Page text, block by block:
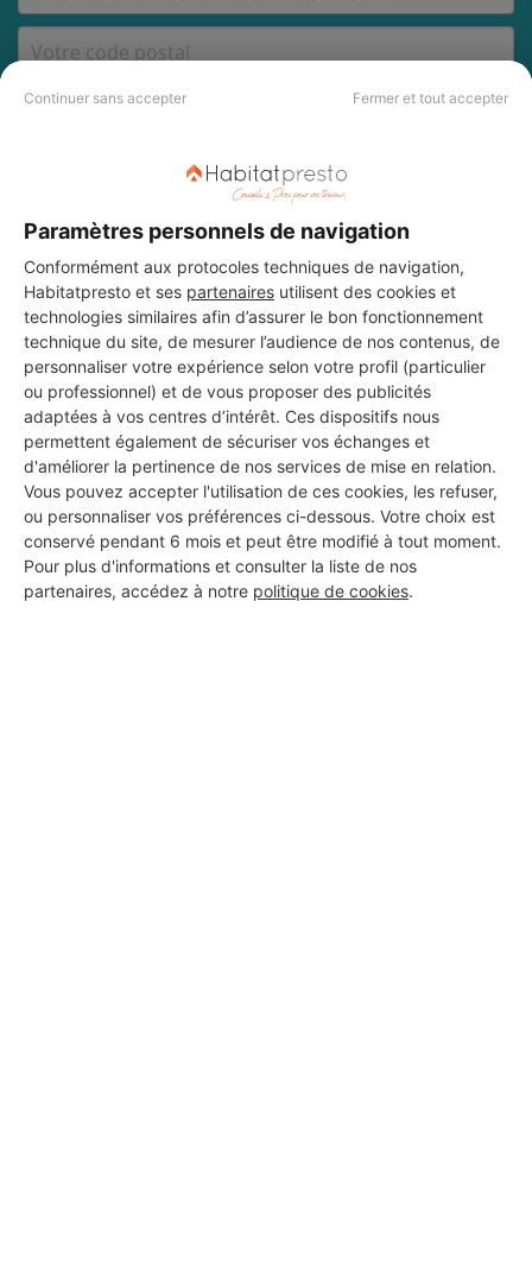
Continuer sans accepter Fermer et tout accepter
Paramètres personnels de navigation
Conformément aux protocoles techniques de navigation,
Habitatpresto et ses partenaires utilisent des cookies et
technologies similaires afin d’assurer le bon fonctionnement
technique du site, de mesurer l’audience de nos contenus, de
personnaliser votre expérience selon votre profil (particulier
ou professionnel) et de vous proposer des publicités
adaptées à vos centres d’intérêt. Ces dispositifs nous
permettent également de sécuriser vos échanges et
d'améliorer la pertinence de nos services de mise en relation.
Vous pouvez accepter l'utilisation de ces cookies, les refuser,
ou personnaliser vos préférences ci-dessous. Votre choix est
conservé pendant 6 mois et peut être modifié à tout moment.
Pour plus d'informations et consulter la liste de nos
partenaires, accédez à notre politique de cookies.
DEMANDER UN DEVIS
Aucun autre professionnel disponible dans cette zone
géographique.